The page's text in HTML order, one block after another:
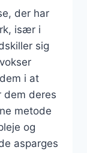
der har
især i
sig
i at
dem deres
metode
og
asparges